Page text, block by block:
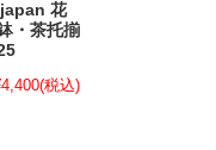
花
・茶托揃
(税込)